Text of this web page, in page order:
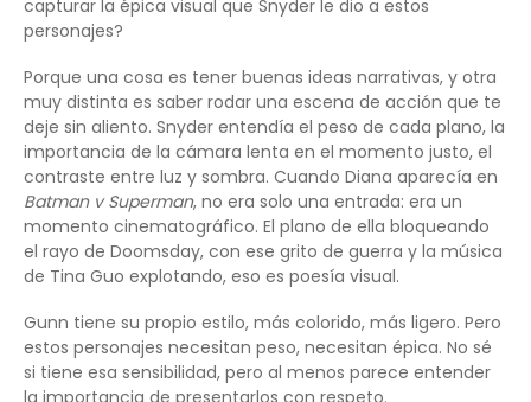
capturar la épica visual que Snyder le dio a estos
personajes?
Porque una cosa es tener buenas ideas narrativas, y otra
muy distinta es saber rodar una escena de acción que te
deje sin aliento. Snyder entendía el peso de cada plano, la
importancia de la cámara lenta en el momento justo, el
contraste entre luz y sombra. Cuando Diana aparecía en
Batman v Superman, no era solo una entrada: era un
momento cinematográfico. El plano de ella bloqueando
el rayo de Doomsday, con ese grito de guerra y la música
de Tina Guo explotando, eso es poesía visual.
Gunn tiene su propio estilo, más colorido, más ligero. Pero
estos personajes necesitan peso, necesitan épica. No sé
si tiene esa sensibilidad, pero al menos parece entender
la importancia de presentarlos con respeto.